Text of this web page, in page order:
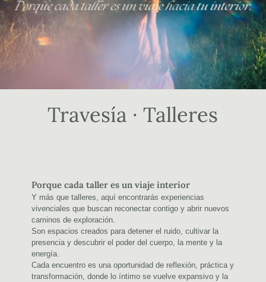
Travesía · Talleres
Porque cada taller es un viaje interior
Y más que talleres, aquí encontrarás experiencias
vivenciales que buscan reconectar contigo y abrir nuevos
caminos de exploración.
Son espacios creados para detener el ruido, cultivar la
presencia y descubrir el poder del cuerpo, la mente y la
energía.
Cada encuentro es una oportunidad de reflexión, práctica y
transformación, donde lo íntimo se vuelve expansivo y la